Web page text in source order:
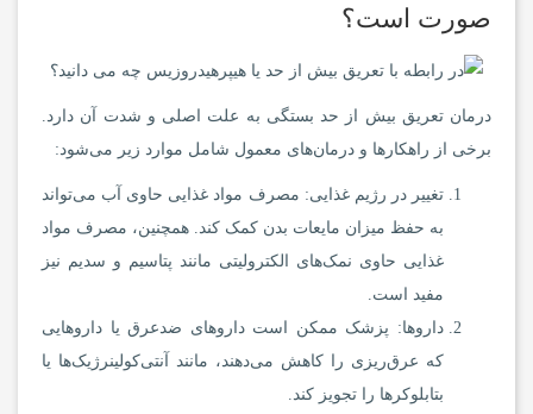
صورت است؟
درمان تعریق بیش از حد بستگی به علت اصلی و شدت آن دارد.
برخی از راهکارها و درمان‌های معمول شامل موارد زیر می‌شود:
تغییر در رژیم غذایی: مصرف مواد غذایی حاوی آب می‌تواند
به حفظ میزان مایعات بدن کمک کند. همچنین، مصرف مواد
غذایی حاوی نمک‌های الکترولیتی مانند پتاسیم و سدیم نیز
مفید است.
داروها: پزشک ممکن است داروهای ضدعرق یا داروهایی
که عرق‌ریزی را کاهش می‌دهند، مانند آنتی‌کولینرژیک‌ها یا
بتابلوکرها را تجویز کند.